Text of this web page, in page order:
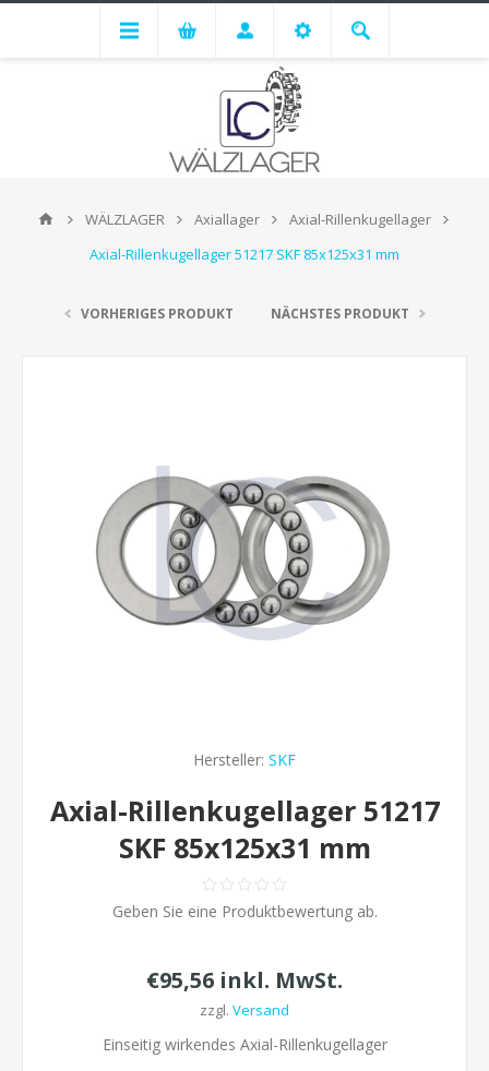
WÄLZLAGER Axiallager
Axial-Rillenkugellager
Axial-Rillenkugellager 51217 SKF 85x125x31 mm
VORHERIGES PRODUKT NÄCHSTES PRODUKT
Hersteller: SKF
Axial-Rillenkugellager 51217
SKF 85x125x31 mm
Geben Sie eine Produktbewertung ab.
€95,56 inkl. MwSt.
zzgl. Versand
Einseitig wirkendes Axial-Rillenkugellager